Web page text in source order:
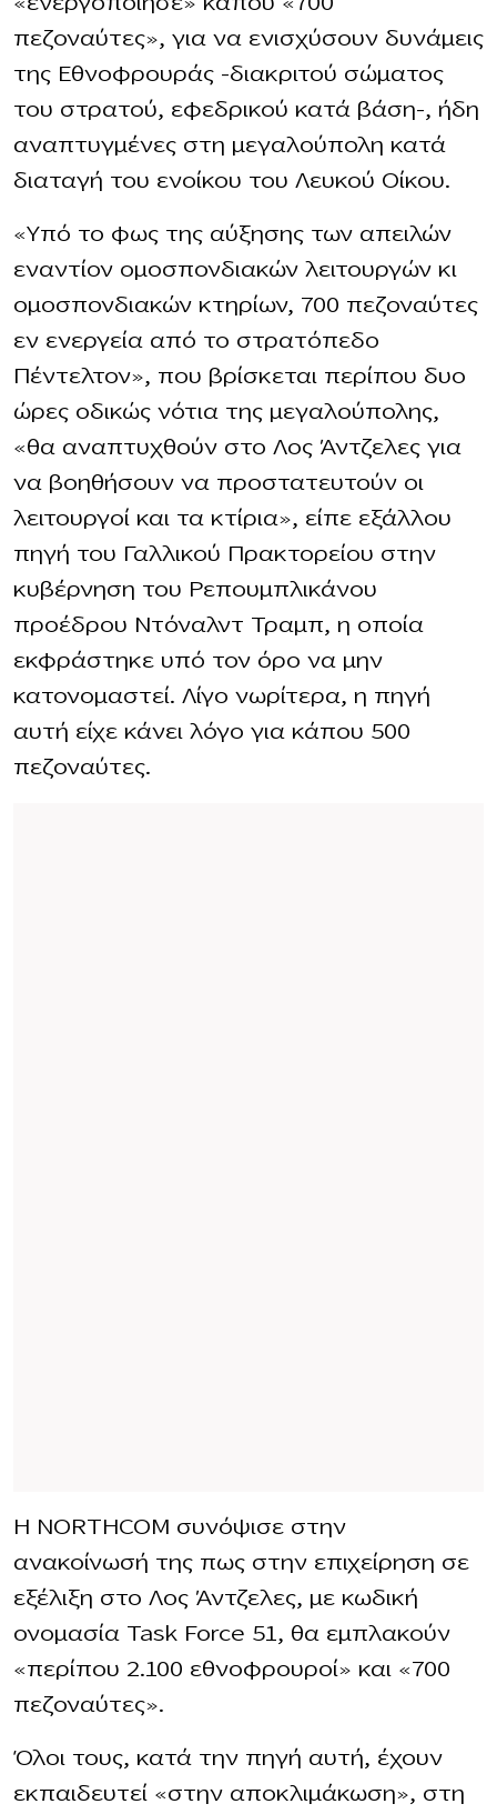
πεζοναύτες», για να ενισχύσουν δυνάμεις
της Εθνοφρουράς –διακριτού σώματος
του στρατού, εφεδρικού κατά βάση–, ήδη
αναπτυγμένες στη μεγαλούπολη κατά
διαταγή του ενοίκου του Λευκού Οίκου.
«Υπό το φως της αύξησης των απειλών
εναντίον ομοσπονδιακών λειτουργών κι
ομοσπονδιακών κτηρίων, 700 πεζοναύτες
εν ενεργεία από το στρατόπεδο
Πέντελτον», που βρίσκεται περίπου δυο
ώρες οδικώς νότια της μεγαλούπολης,
«θα αναπτυχθούν στο Λος Άντζελες για
να βοηθήσουν να προστατευτούν οι
λειτουργοί και τα κτίρια», είπε εξάλλου
πηγή του Γαλλικού Πρακτορείου στην
κυβέρνηση του Ρεπουμπλικάνου
προέδρου Ντόναλντ Τραμπ, η οποία
εκφράστηκε υπό τον όρο να μην
κατονομαστεί. Λίγο νωρίτερα, η πηγή
αυτή είχε κάνει λόγο για κάπου 500
πεζοναύτες.
Η NORTHCOM συνόψισε στην
ανακοίνωσή της πως στην επιχείρηση σε
εξέλιξη στο Λος Άντζελες, με κωδική
ονομασία Task Force 51, θα εμπλακούν
«περίπου 2.100 εθνοφρουροί» και «700
πεζοναύτες».
Όλοι τους, κατά την πηγή αυτή, έχουν
εκπαιδευτεί «στην αποκλιμάκωση», στη